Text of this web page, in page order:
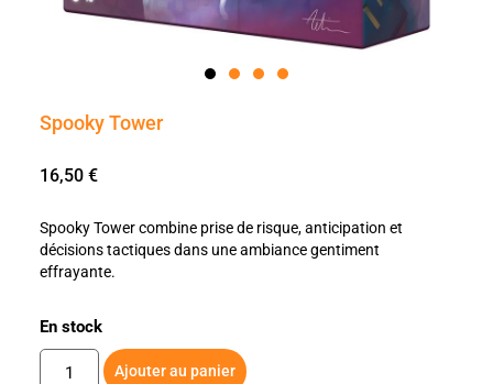
Spooky Tower
16,50 €
Spooky Tower combine prise de risque, anticipation et
décisions tactiques dans une ambiance gentiment
effrayante.
En stock
Ajouter au panier